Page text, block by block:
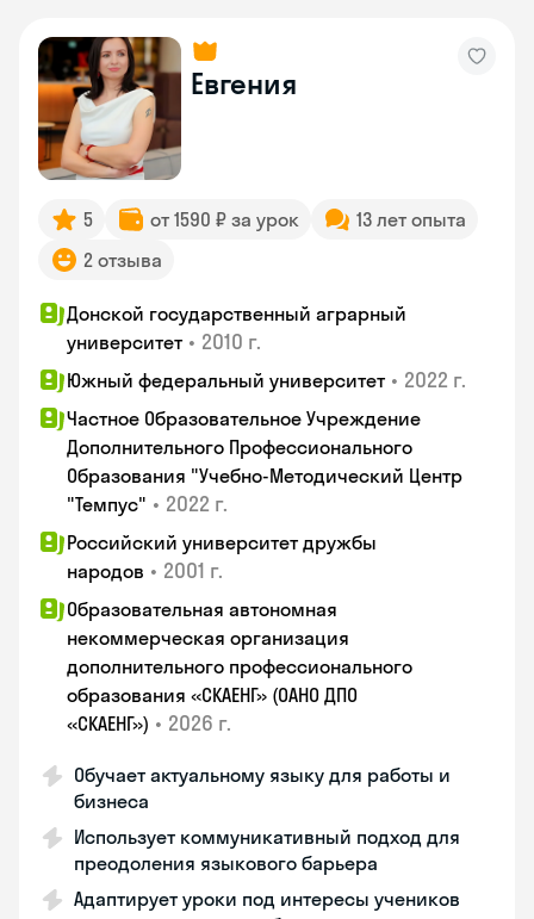
Евгения
5 от 1590 ₽ за урок
13 лет опыта
2 отзыва
Донской государственный аграрный
университет • 2010 г.
Южный федеральный университет • 2022 г.
Частное Образовательное Учреждение
Дополнительного Профессионального
Образования "Учебно-Методический Центр
"Темпус" • 2022 г.
Российский университет дружбы
народов • 2001 г.
Образовательная автономная
некоммерческая организация
дополнительного профессионального
образования «СКАЕНГ» (ОАНО ДПО
«СКАЕНГ») • 2026 г.
Обучает актуальному языку для работы и
бизнеса
Использует коммуникативный подход для
преодоления языкового барьера
Адаптирует уроки под интересы учеников